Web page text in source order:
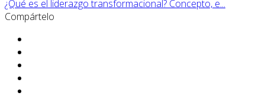
¿Qué es el liderazgo transformacional? Concepto, e...
Compártelo